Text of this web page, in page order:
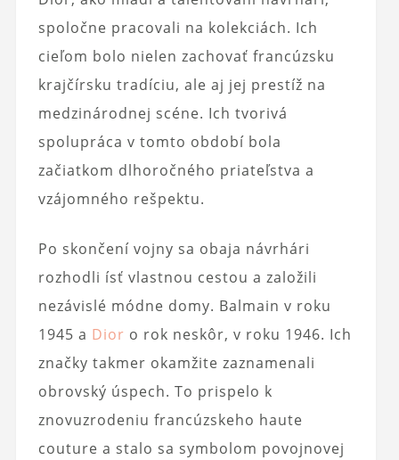
spoločne pracovali na kolekciách. Ich
cieľom bolo nielen zachovať francúzsku
krajčírsku tradíciu, ale aj jej prestíž na
medzinárodnej scéne. Ich tvorivá
spolupráca v tomto období bola
začiatkom dlhoročného priateľstva a
vzájomného rešpektu.
Po skončení vojny sa obaja návrhári
rozhodli ísť vlastnou cestou a založili
nezávislé módne domy. Balmain v roku
1945 a Dior o rok neskôr, v roku 1946. Ich
značky takmer okamžite zaznamenali
obrovský úspech. To prispelo k
znovuzrodeniu francúzskeho haute
couture a stalo sa symbolom povojnovej